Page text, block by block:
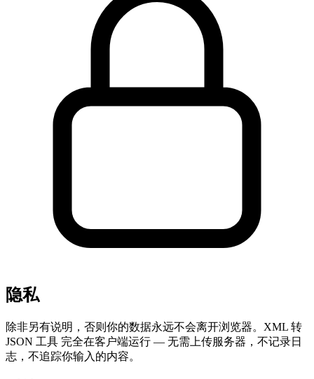
隐私
除非另有说明，否则你的数据永远不会离开浏览器。XML 转
JSON 工具 完全在客户端运行 — 无需上传服务器，不记录日
志，不追踪你输入的内容。